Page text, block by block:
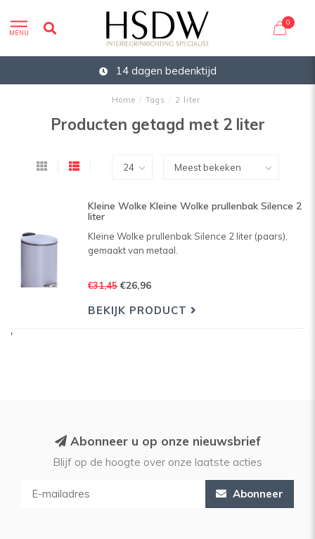
MENU
0
14 dagen bedenktijd
Home / Tags / 2 liter
Producten getagd met 2 liter
Kleine Wolke Kleine Wolke prullenbak Silence 2
liter
Kleine Wolke prullenbak Silence 2 liter (paars),
gemaakt van metaal.
€31,45€26,96
BEKIJK PRODUCT
'
Abonneer u op onze nieuwsbrief
Blijf op de hoogte over onze laatste acties
Abonneer